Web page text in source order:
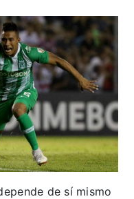
de sí mismo